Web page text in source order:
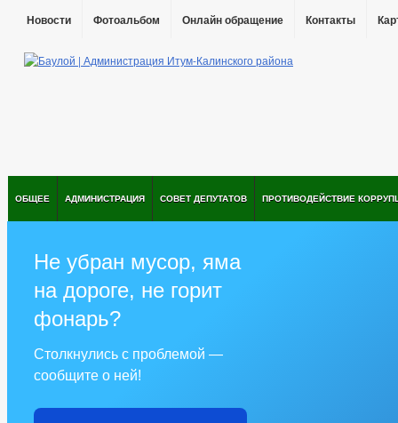
Новости Фотоальбом Онлайн обращение Контакты
ОБЩЕЕ АДМИНИСТРАЦИЯ СОВЕТ ДЕПУТАТОВ ПРОТИВОДЕЙСТВИЕ
Не убран мусор, яма
на дороге, не горит
фонарь?
Столкнулись с проблемой —
сообщите о ней!